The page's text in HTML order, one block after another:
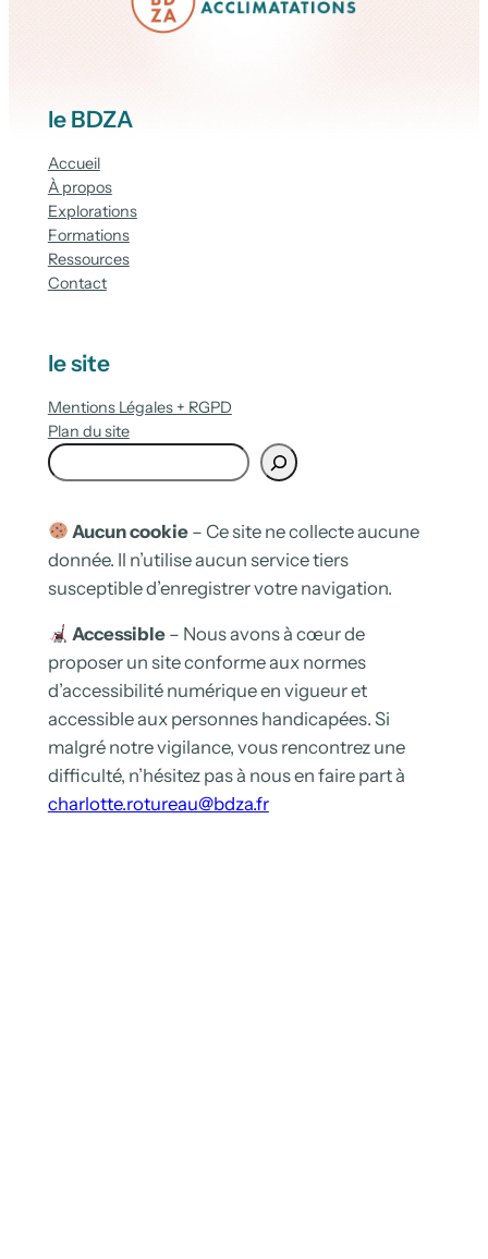
le BDZA
Accueil
À propos
Explorations
Formations
Ressources
Contact
le site
Mentions Légales + RGPD
Plan du site
R
e
h
c
e
r
Aucun cookie– Ce site ne collecte aucune
donnée. Il n’utilise aucun service tiers
susceptible d’enregistrer votre navigation.
Accessible– Nous avons à cœur de
proposer un site conforme aux normes
d’accessibilité numérique en vigueur et
accessible aux personnes handicapées. Si
malgré notre vigilance, vous rencontrez une
difficulté, n’hésitez pas à nous en faire part à
charlotte.rotureau@bdza.fr